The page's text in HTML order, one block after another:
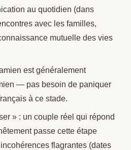
au quotidien (dans
avec les familles,
mutuelle des vies
est généralement
— pas besoin de paniquer
à ce stade.
» : un couple réel qui répond
passe cette étape
flagrantes (dates